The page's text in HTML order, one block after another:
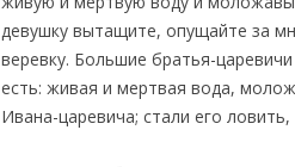
девушку вытащите, опущайте за
веревку. Большие братья-
есть: живая и мертвая вода,
Ивана-царевича; стали его